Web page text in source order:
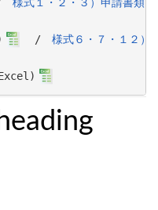
/ 様式６・７・１２）